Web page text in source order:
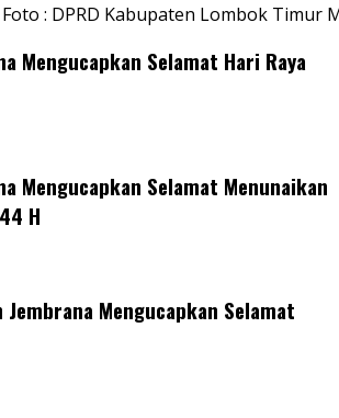
: DPRD Kabupaten Lombok Timur
Mengucapkan Selamat Hari Raya
Mengucapkan Selamat Menunaikan
H
Jembrana Mengucapkan Selamat